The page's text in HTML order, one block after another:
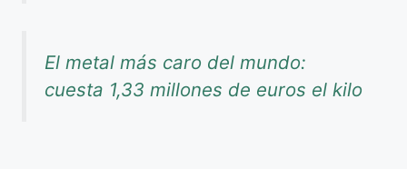
El metal más caro del mundo:
cuesta 1,33 millones de euros el kilo